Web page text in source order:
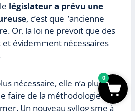
législateur a prévu une
, c’est que l’ancienne
Or, la loi ne prévoit que des
évidemment nécessaires
nécessaire, elle n’a plus à
faire de la méthodologie du
Un nouveau syllogisme à
0